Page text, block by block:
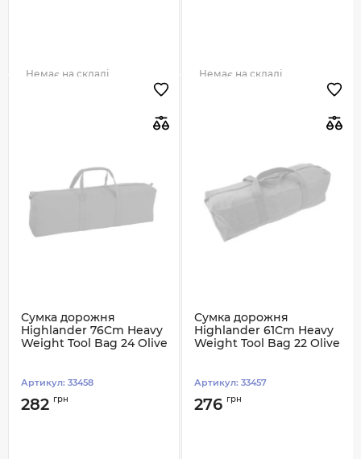
Немає на складі Немає на складі
Сумка дорожня
Highlander 76Cm Heavy
Weight Tool Bag 24 Olive
Артикул: 33458
282 грн
Сумка дорожня
Highlander 61Cm Heavy
Weight Tool Bag 22 Olive
Артикул: 33457
276 грн